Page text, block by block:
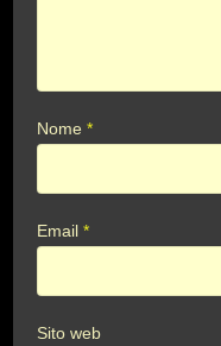
Nome*
Email*
Sito web